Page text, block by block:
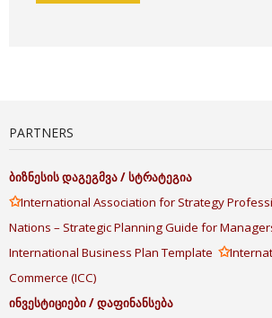
PARTNERS
ბიზნესისდაგეგმვა/სტრატეგია
✩International Association for Strategy
Nations – Strategic Planning Guide for
International Business Plan Template ✩
Commerce (ICC)
ინვესტიციები/დაფინანსება